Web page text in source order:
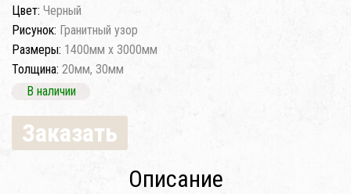
Цвет: Черный
Рисунок: Гранитный узор
Размеры: 1400мм x 3000мм
Толщина: 20мм, 30мм
В наличии
Заказать
Описание